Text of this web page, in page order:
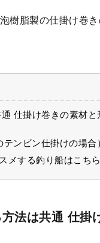
樹脂製の仕掛け巻
仕掛け巻きの素材と
ンビン仕掛けの場合
メする釣り船はこち
法は共通 仕掛